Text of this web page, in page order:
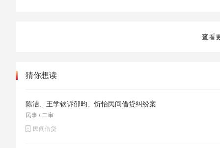
查看
猜你想读
陈洁、王学钦诉邵昀、忻怡民间借贷纠纷案
民事 / 二审
民间借贷